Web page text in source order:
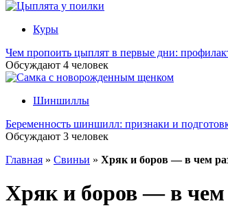
Куры
Чем пропоить цыплят в первые дни:
Обсуждают 4 человек
Шиншиллы
Беременность шиншилл: признаки и
Обсуждают 3 человек
Главная » Свиньи » Хряк и боров — в чем
Хряк и боров — в чем